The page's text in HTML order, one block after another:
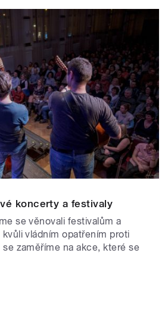
koncerty a festivaly
se věnovali festivalům a
vládním opatřením proti
zaměříme na akce, které se